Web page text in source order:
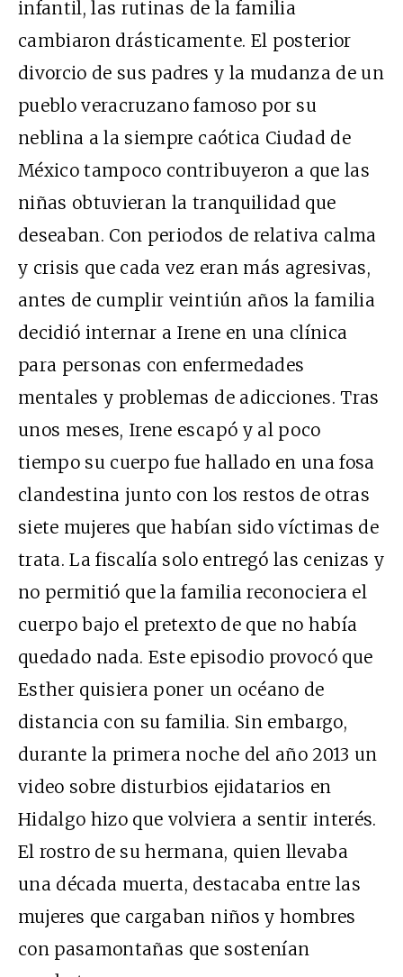
infantil, las rutinas de la familia
cambiaron drásticamente. El posterior
divorcio de sus padres y la mudanza de un
pueblo veracruzano famoso por su
neblina a la siempre caótica Ciudad de
México tampoco contribuyeron a que las
niñas obtuvieran la tranquilidad que
deseaban. Con periodos de relativa calma
y crisis que cada vez eran más agresivas,
antes de cumplir veintiún años la familia
decidió internar a Irene en una clínica
para personas con enfermedades
mentales y problemas de adicciones. Tras
unos meses, Irene escapó y al poco
tiempo su cuerpo fue hallado en una fosa
clandestina junto con los restos de otras
siete mujeres que habían sido víctimas de
trata. La fiscalía solo entregó las cenizas y
no permitió que la familia reconociera el
cuerpo bajo el pretexto de que no había
quedado nada. Este episodio provocó que
Esther quisiera poner un océano de
distancia con su familia. Sin embargo,
durante la primera noche del año 2013 un
video sobre disturbios ejidatarios en
Hidalgo hizo que volviera a sentir interés.
El rostro de su hermana, quien llevaba
una década muerta, destacaba entre las
mujeres que cargaban niños y hombres
con pasamontañas que sostenían